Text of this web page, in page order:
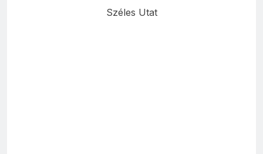
Széles Utat